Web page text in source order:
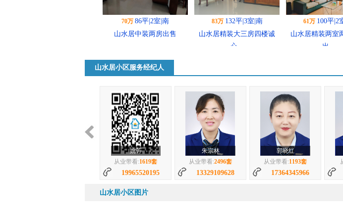
83万132平|3室|南
山水居精装大三房四楼诚
61万 100平|2室|南
山水居精装两室两厅诚心
出...
62万109平|3
山水居 108平 三
185万308平|4室|南
山水居 308平 叠拼别...
112万
山水居 128平 精装南...
139平|4
山水居学区房精
山水居小区服务经纪人
朱宗林
从业带看:2496套
13329109628
郭晓红
从业带看:1193套
17364345966
胡娜
从业带看:674套
15309644991
山水居小区图片